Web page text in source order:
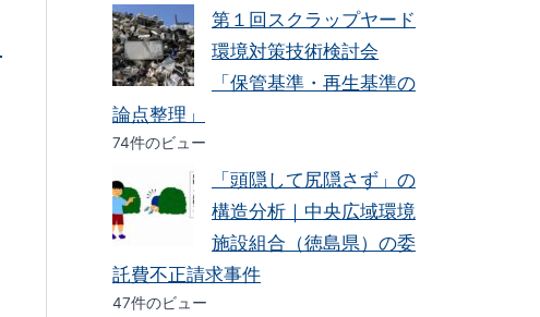
第１回スクラップヤード
環境対策技術検討会
「保管基準・再生基準の
論点整理」
74件のビュー
「頭隠して尻隠さず」の
構造分析｜中央広域環境
施設組合（徳島県）の委
託費不正請求事件
47件のビュー